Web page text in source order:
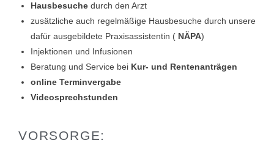
Hausbesuche durch den Arzt
zusätzliche auch regelmäßige Hausbesuche durch unsere
dafür ausgebildete Praxisassistentin ( NÄPA)
Injektionen und Infusionen
Beratung und Service bei Kur- und Rentenanträgen
online Terminvergabe
Videosprechstunden
VORSORGE: